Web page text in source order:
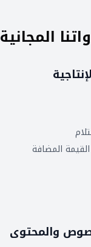
المجانية
المضافة
والمحتوى